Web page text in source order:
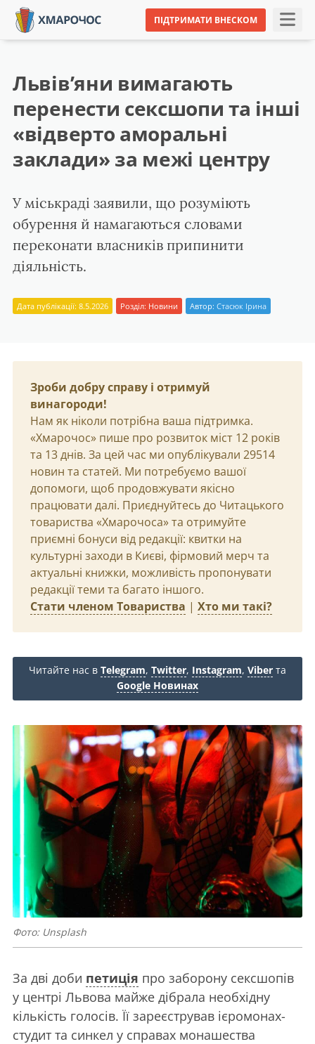
ПІДТРИМАТИ ВНЕСКОМ
Львів’яни вимагають
перенести сексшопи та інші
«відверто аморальні
заклади» за межі центру
У міськраді заявили, що розуміють
обурення й намагаються словами
переконати власників припинити
діяльність.
Дата публікації: 8.5.2026 Розділ: Новини Автор: Стасюк Ірина
Зроби добру справу і отримуй
винагороди!
Нам як ніколи потрібна ваша підтримка.
«Хмарочос» пише про розвиток міст 12 років
та 13 днів. За цей час ми опублікували 29514
новин та статей. Ми потребуємо вашої
допомоги, щоб продовжувати якісно
працювати далі. Приєднуйтесь до Читацького
товариства «Хмарочоса» та отримуйте
приємні бонуси від редакції: квитки на
культурні заходи в Києві, фірмовий мерч та
актуальні книжки, можливість пропонувати
редакції теми та багато іншого.
Стати членом Товариства | Хто ми такі?
Читайте нас в Telegram, Twitter, Instagram, Viber та
Google Новинах
Фото: Unsplash
За дві доби петиція про заборону сексшопів
у центрі Львова майже дібрала необхідну
кількість голосів. Її зареєстрував ієромонах-
студит та синкел у справах монашества